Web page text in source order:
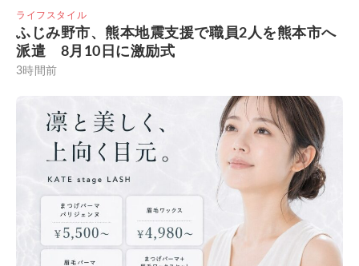
ライフスタイル
ふじみ野市、熊本地震支援で職員2人を熊本市へ
派遣 8月10日に激励式
3時間前